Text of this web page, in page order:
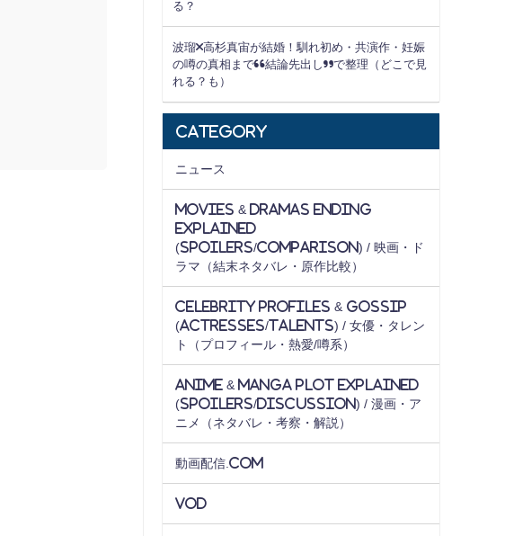
る？
波瑠×高杉真宙が結婚！馴れ初め・共演作・妊娠
の噂の真相まで“結論先出し”で整理（どこで見
れる？も）
Category
ニュース
Movies & Dramas Ending
Explained
(Spoilers/Comparison) / 映画・ド
ラマ（結末ネタバレ・原作比較）
Celebrity Profiles & Gossip
(Actresses/Talents) / 女優・タレン
ト（プロフィール・熱愛/噂系）
Anime & Manga Plot Explained
(Spoilers/Discussion) / 漫画・ア
ニメ（ネタバレ・考察・解説）
動画配信.com
VOD